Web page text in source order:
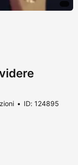
ID: 124895